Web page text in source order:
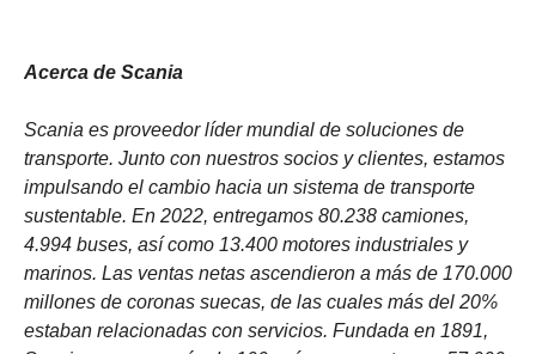
Acerca de Scania
Scania es proveedor líder mundial de soluciones de
transporte. Junto con nuestros socios y clientes, estamos
impulsando el cambio hacia un sistema de transporte
sustentable. En 2022, entregamos 80.238 camiones,
4.994 buses, así como 13.400 motores industriales y
marinos. Las ventas netas ascendieron a más de 170.000
millones de coronas suecas, de las cuales más del 20%
estaban relacionadas con servicios. Fundada en 1891,